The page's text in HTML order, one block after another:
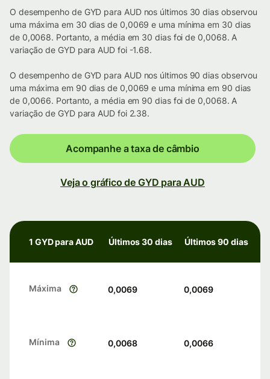
O desempenho de GYD para AUD nos últimos 30 dias observou
uma máxima em 30 dias de 0,0069 e uma mínima em 30 dias
de 0,0068. Portanto, a média em 30 dias foi de 0,0068. A
variação de GYD para AUD foi -1.68.
O desempenho de GYD para AUD nos últimos 90 dias observou
uma máxima em 90 dias de 0,0069 e uma mínima em 90 dias
de 0,0066. Portanto, a média em 90 dias foi de 0,0068. A
variação de GYD para AUD foi 2.38.
Acompanhe a taxa de câmbio
Veja o gráfico de GYD para AUD
1 GYD para AUD Últimos 30 dias Últimos 90 dias
Máxima 0,0069 0,0069
Mínima 0,0068 0,0066